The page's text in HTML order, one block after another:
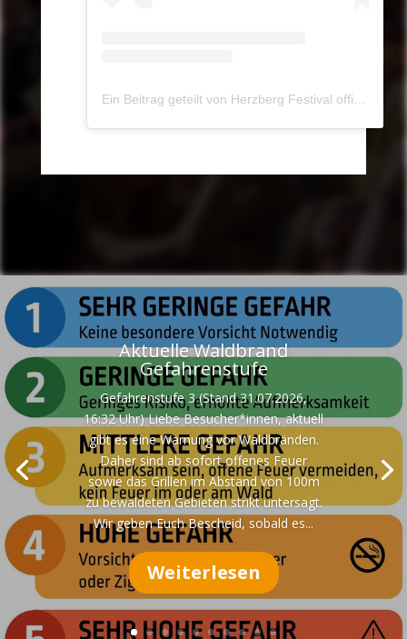
Aktuelle Waldbrand
Gefahrenstufe
Gefahrenstufe 3 (Stand 31.07.2026,
16:32 Uhr) Liebe Besucher*innen, aktuell
gibt es eine Warnung vor Waldbränden.
Daher sind ab sofort offenes Feuer
sowie das Grillen im Abstand von 100m
zu bewaldeten Gebieten strikt untersagt.
Wir geben Euch Bescheid, sobald es...
Weiterlesen